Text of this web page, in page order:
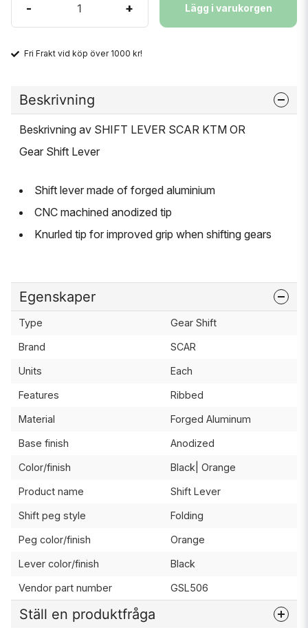
- + Lägg i varukorgen
Fri Frakt vid köp över 1000 kr!
Beskrivning
Beskrivning av SHIFT LEVER SCAR KTM OR
Gear Shift Lever
Shift lever made of forged aluminium
CNC machined anodized tip
Knurled tip for improved grip when shifting gears
Egenskaper
Type Gear Shift
Brand SCAR
Units Each
Features Ribbed
Material Forged Aluminum
Base finish Anodized
Color/finish Black| Orange
Product name Shift Lever
Shift peg style Folding
Peg color/finish Orange
Lever color/finish Black
Vendor part number GSL506
Ställ en produktfråga